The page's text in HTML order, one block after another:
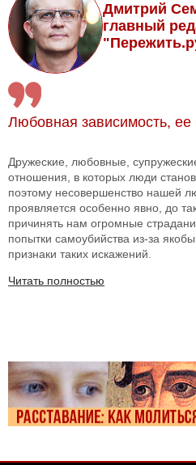
Дмитрий
главный
Любовная зависимость, ее
Дружеские, любовные,
отношения, в которых люди
поэтому несовершенство нашей
проявляется особенно явно, до
причинять нам огромные
попытки самоубийства из-за
признаки таких искажений.
Читать полностью